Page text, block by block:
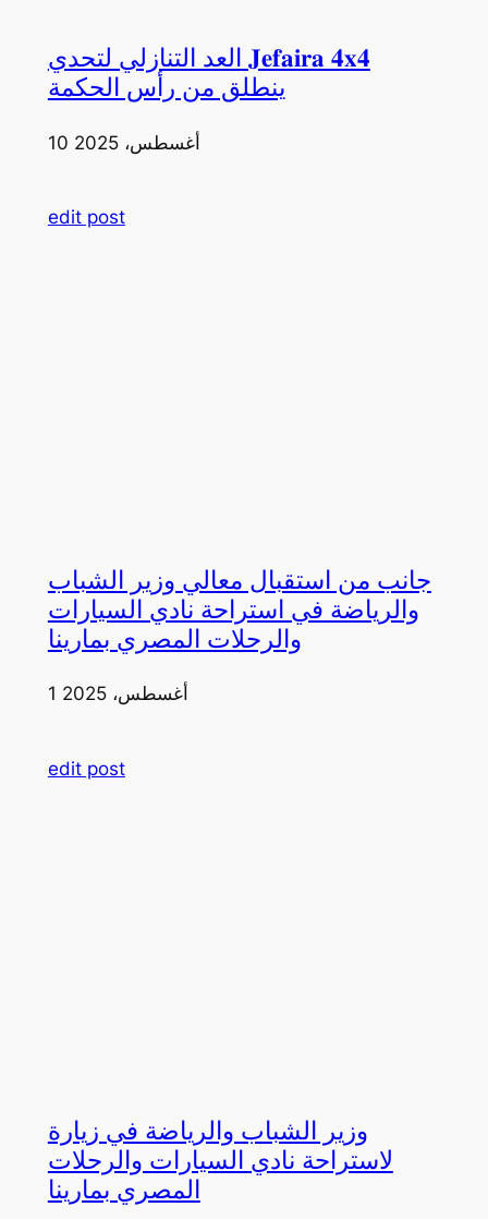
العد التنازلي لتحدي 𝐉𝐞𝐟𝐚𝐢𝐫𝐚 𝟒𝐱𝟒
ينطلق من رأس الحكمة
10 أغسطس، 2025
edit post
جانب من استقبال معالي وزير الشباب
والرياضة في استراحة نادي السيارات
والرحلات المصري بمارينا
1 أغسطس، 2025
edit post
وزير الشباب والرياضة في زيارة
لاستراحة نادي السيارات والرحلات
المصري بمارينا